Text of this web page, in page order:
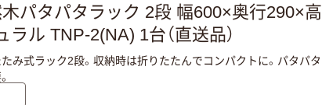
パタパタラック 2段 幅600×奥行290×高
ル TNP-2(NA) 1台（直送品）
み式ラック2段。収納時は折りたたんでコンパクトに。パタパタ